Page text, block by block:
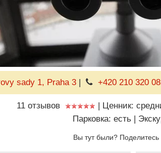
sady 1, Praha 3| +420 210 320
11 отзывов | Ценник:
Парковка: есть |
Вы тут были? Поделитесь